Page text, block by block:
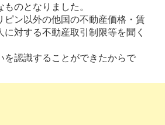
のとなりました。
ピン以外の他国の不動産価格・賃
対する不動産取引制限等を聞く
を認識することができたからで